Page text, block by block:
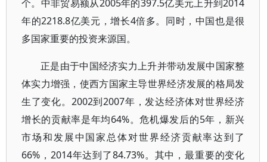
个。中非贸易额从2005年的397.5亿美元上升到2014
年的2218.8亿美元，增长4倍多。同时，中国也是很
多国家重要的投资来源国。
正是由于中国经济实力上升并带动发展中国家整
体实力增强，使西方国家主导世界经济发展的格局发
生了变化。2002到2007年，发达经济体对世界经济
增长的贡献率是年均64%。危机爆发后的5年，新兴
市场和发展中国家总体对世界经济贡献率达到了
66%，2014年达到了84.73%。其中，最重要的变化